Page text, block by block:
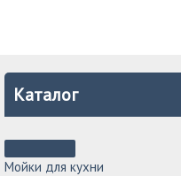
Каталог
Мойки для кухни